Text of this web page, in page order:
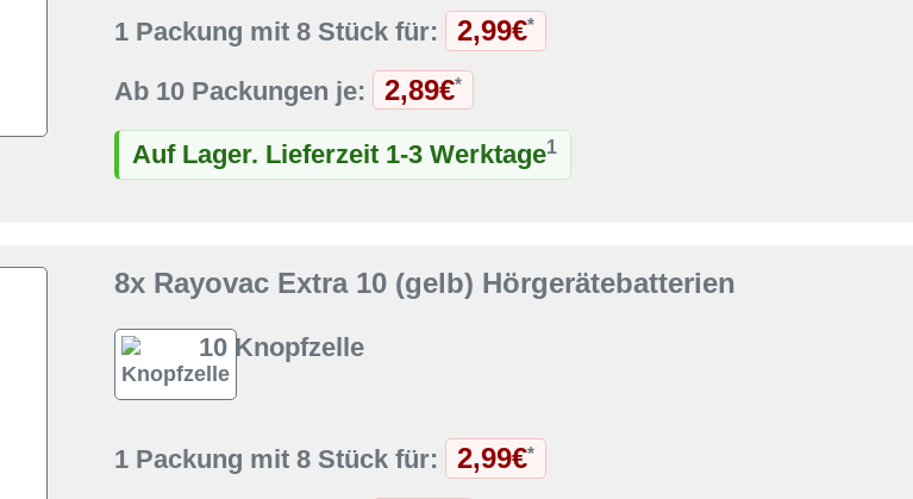
1 Packung mit 8 Stück für: 2,99€*
Ab 10 Packungen je: 2,89€*
Auf Lager. Lieferzeit 1-3 Werktage1
8x Rayovac Extra 10 (gelb) Hörgerätebatterien
10 Knopfzelle
1 Packung mit 8 Stück für: 2,99€*